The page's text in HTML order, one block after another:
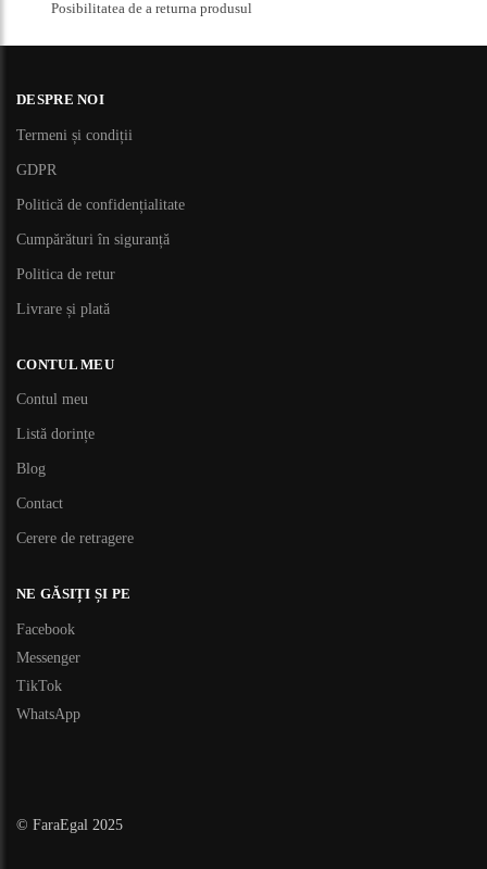
Posibilitatea de a returna produsul
DESPRE NOI
Termeni și condiții
GDPR
Politică de confidențialitate
Cumpărături în siguranță
Politica de retur
Livrare și plată
CONTUL MEU
Contul meu
Listă dorințe
Blog
Contact
Cerere de retragere
NE GĂSIȚI ȘI PE
Facebook
Messenger
TikTok
WhatsApp
© FaraEgal 2025